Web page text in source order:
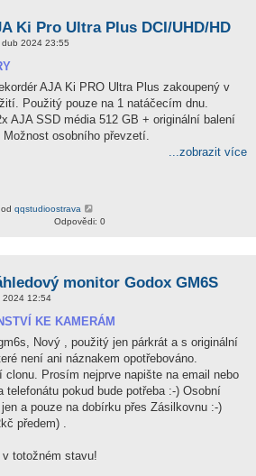
Ki Pro Ultra Plus DCI/UHD/HD
2024 23:55
AJA Ki PRO Ultra Plus zakoupený v
Použitý pouze na 1 natáčecím dnu.
AJA SSD média 512 GB + originální balení
Možnost osobního převzetí.
...zobrazit více
qqstudioostrava
Odpovědi: 0
monitor Godox GM6S
2024 12:54
KE KAMERÁM
Nový , použitý jen párkrát a s originální
není ani náznakem opotřebováno.
clonu. Prosím nejprve napište na email nebo
pokud bude potřeba :-) Osobní
a pouze na dobírku přes Zásilkovnu :-)
předem) .
totožném stavu!